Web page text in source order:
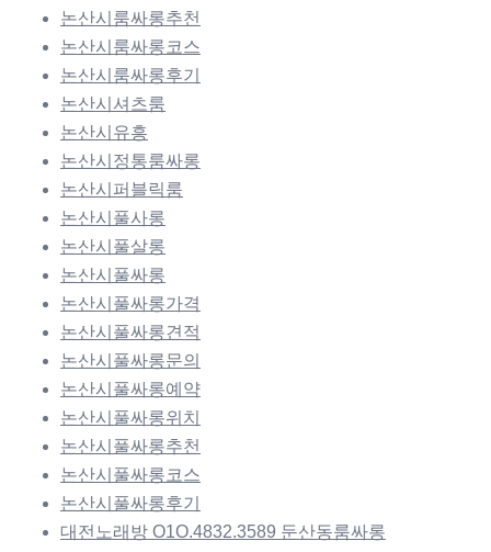
논산시룸싸롱추천
논산시룸싸롱코스
논산시룸싸롱후기
논산시셔츠룸
논산시유흥
논산시정통룸싸롱
논산시퍼블릭룸
논산시풀사롱
논산시풀살롱
논산시풀싸롱
논산시풀싸롱가격
논산시풀싸롱견적
논산시풀싸롱문의
논산시풀싸롱예약
논산시풀싸롱위치
논산시풀싸롱추천
논산시풀싸롱코스
논산시풀싸롱후기
대전노래방 O1O.4832.3589 둔산동룸싸롱